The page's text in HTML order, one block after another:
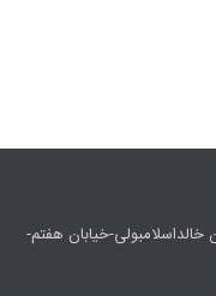
خیابان هفتم-